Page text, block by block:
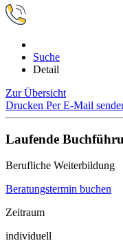
Suche
Detail
Zur Übersicht
Drucken Per E-Mail
Laufende
Berufliche Weiterbildung
Beratungstermin buchen
Zeitraum
individuell